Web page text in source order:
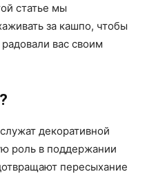
статье мы
за кашпо, чтобы
вас своим
декоративной
роль в поддержании
пересыхание